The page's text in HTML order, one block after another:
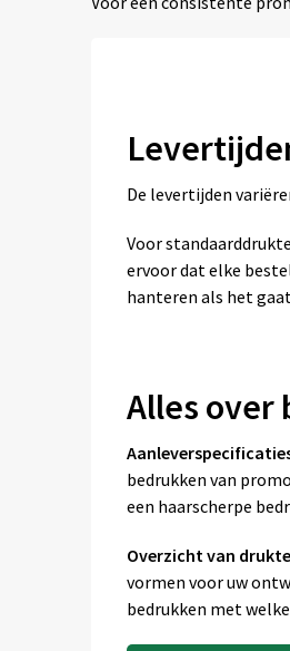
De levertijden
Voor
ervoor dat elke
hanteren als het
Alles over
bedrukken van
een haarscherpe
Overzicht van
vormen voor uw
bedrukken met